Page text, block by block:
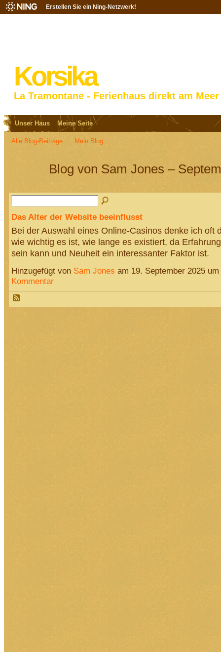
Erstellen Sie ein Ning-Netzwerk!
Korsika
La Tramontane - Ferienhaus direkt am Meer
Unser Haus Meine Seite
Alle Blog-Beiträge Mein Blog
Blog von Sam Jones –
Das Alter der Website beeinflusst
Bei der Auswahl eines Online-Casinos denke ich oft
wie wichtig es ist, wie lange es existiert, da
sein kann und Neuheit ein interessanter Faktor ist.
Hinzugefügt von Sam Jones am 19. September 2025
Kommentar